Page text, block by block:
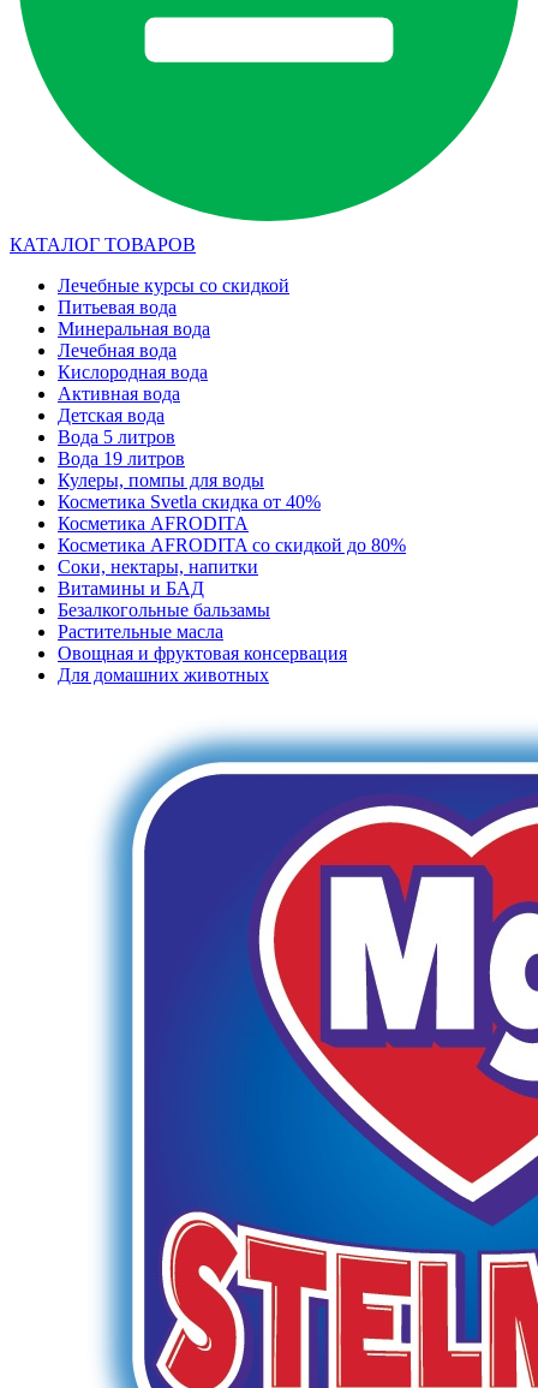
КАТАЛОГ ТОВАРОВ
Лечебные курсы со скидкой
Питьевая вода
Минеральная вода
Лечебная вода
Кислородная вода
Активная вода
Детская вода
Вода 5 литров
Вода 19 литров
Кулеры, помпы для воды
Косметика Svetla скидка от 40%
Косметика AFRODITA
Косметика AFRODITA со скидкой до 80%
Соки, нектары, напитки
Витамины и БАД
Безалкогольные бальзамы
Растительные масла
Овощная и фруктовая консервация
Для домашних животных